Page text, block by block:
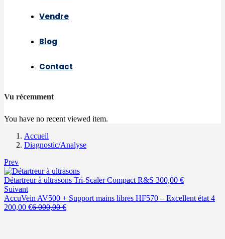
Vendre
Blog
Contact
Vu récemment
You have no recent viewed item.
Accueil
Diagnostic/Analyse
Prev
Détartreur à ultrasons Tri-Scaler Compact R&S 300,00 €
Suivant
AccuVein AV500 + Support mains libres HF570 – Excellent état 4
200,00 €Le
6 000,00€Le